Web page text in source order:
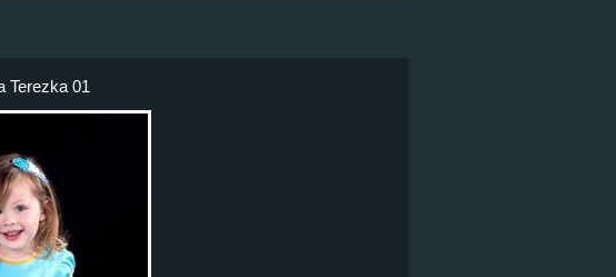
Terezka 01